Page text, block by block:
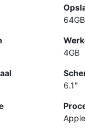
64GB
4GB
6.1"